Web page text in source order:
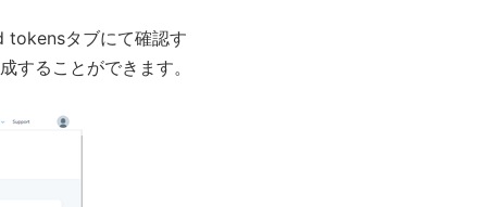
tokensタブにて確認す
することができます。